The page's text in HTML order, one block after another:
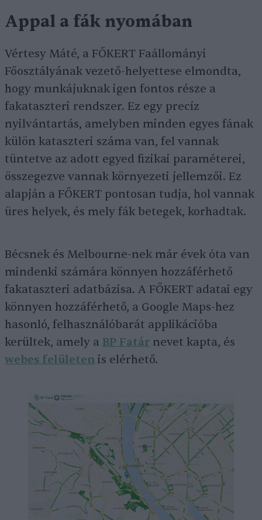
Appal a fák nyomában
Vértesy Máté, a FŐKERT Faállományi
Főosztályának vezető-helyettese elmondta,
hogy munkájuknak igen fontos része a
fakataszteri rendszer. Ez egy precíz
nyilvántartás, amelyben minden egyes fának
külön kataszteri száma van, fel vannak
tüntetve az adott egyed fizikai paraméterei,
összegezve vannak környezeti jellemzői. Ez
alapján a FŐKERT pontosan tudja, hol vannak
üres helyek, és mely fák betegek, korhadtak.
Bécsnek és Melbourne-nek már évek óta van
mindenki számára könnyen hozzáférhető
fakataszteri adatbázisa. A FŐKERT adatai egy
könnyen hozzáférhető, a Google Maps-hez
hasonló, felhasználóbarát applikációba
kerültek, amely a BP Fatár nevet kapta, és
webes felületen is elérhető.